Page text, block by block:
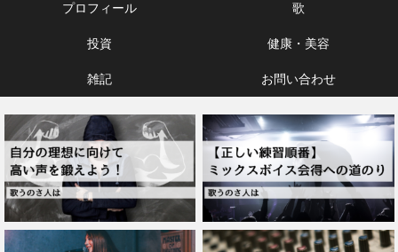
プロフィール 歌
投資 健康・美容
雑記 お問い合わせ